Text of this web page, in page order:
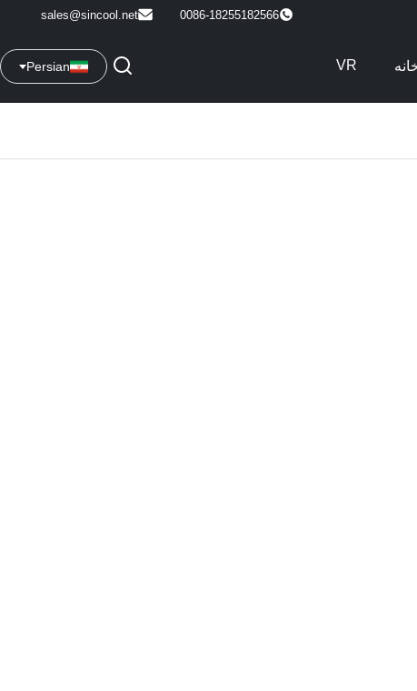
0086-18255182566
sales@sincool.net
VR
Persian